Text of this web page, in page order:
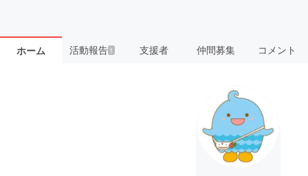
ホーム 活動報告1 支援者 仲間募集 コメント